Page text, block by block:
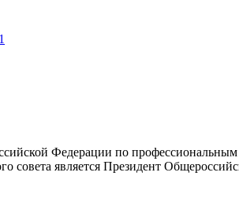
Федерации по
совета является Президент